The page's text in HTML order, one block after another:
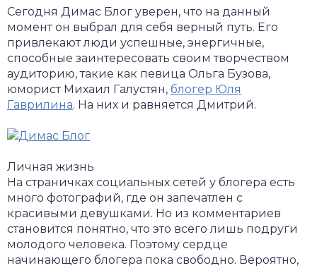
Сегодня Димас Блог уверен, что на данный
момент он выбрал для себя верный путь. Его
привлекают люди успешные, энергичные,
способные заинтересовать своим творчеством
аудиторию, такие как певица Ольга Бузова,
юморист Михаил Галустян, блогер Юля
Гаврилина. На них и равняется Дмитрий.
Личная жизнь
На страничках социальных сетей у блогера есть
много фотографий, где он запечатлен с
красивыми девушками. Но из комментариев
становится понятно, что это всего лишь подруги
молодого человека. Поэтому сердце
начинающего блогера пока свободно. Вероятно,